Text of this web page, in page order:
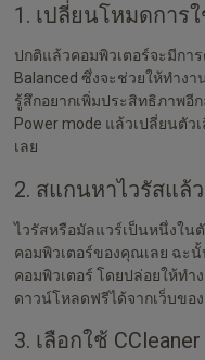
1. เปลี่ยนโหมดการ
ปกติแล้วคอมพิวเตอร์จะมีกา
Balanced ซึ่งจะช่วยให้ทำง
รู้สึกอยากเพิ่มประสิทธิภาพอีก
Power mode แล้วเปลี่ยนตัว
เลย
2. สแกนหาไวรัสแล้
ไวรัสหรือมัลแวร์เป็นหนึ่งใน
คอมพิวเตอร์ของคุณเลย ฉะ
คอมพิวเตอร์ โดยปล่อยให้ท
ดาวน์โหลดฟรีได้จากเว็บขอ
3. เลือกใช้